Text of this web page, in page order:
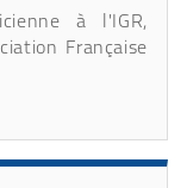
à l'IGR,
Française